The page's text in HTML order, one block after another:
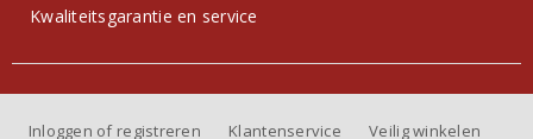
Kwaliteitsgarantie en service
Inloggen of registreren Klantenservice
Veilig winkelen